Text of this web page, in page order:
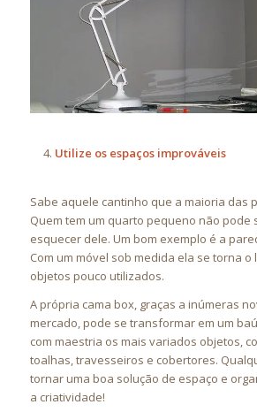
Utilize os espaços improváveis
Sabe aquele cantinho que a maioria das
Quem tem um quarto pequeno não pode
esquecer dele. Um bom exemplo é a
Com um móvel sob medida ela se torna o
objetos pouco utilizados.
A própria cama box, graças a inúmeras
mercado, pode se transformar em um
com maestria os mais variados objetos,
toalhas, travesseiros e cobertores.
tornar uma boa solução de espaço e
a criatividade!